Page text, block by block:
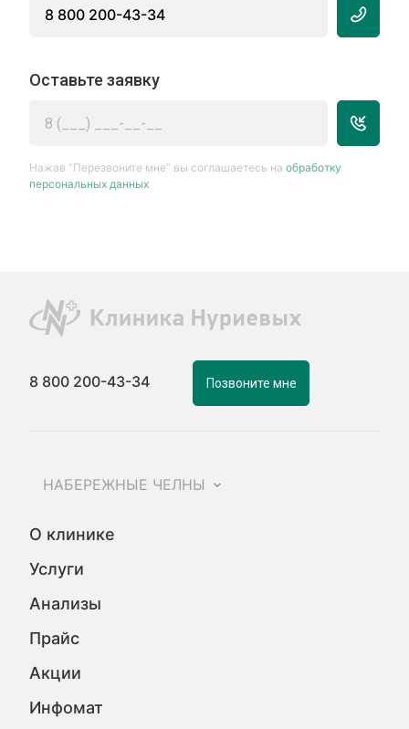
8 800 200-43-34
Оставьте заявку
Нажав “Перезвоните мне” вы соглашаетесь наобработку
персональных данных
8 800 200-43-34 Позвоните мне
НАБЕРЕЖНЫЕ ЧЕЛНЫ
О клинике
Услуги
Анализы
Прайс
Акции
Инфомат